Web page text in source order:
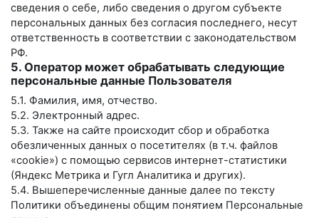
сведения о себе, либо сведения о другом субъекте
персональных данных без согласия последнего, несут
ответственность в соответствии с законодательством
РФ.
5. Оператор может обрабатывать следующие
персональные данные Пользователя
5.1. Фамилия, имя, отчество.
5.2. Электронный адрес.
5.3. Также на сайте происходит сбор и обработка
обезличенных данных о посетителях (в т.ч. файлов
«cookie») с помощью сервисов интернет-статистики
(Яндекс Метрика и Гугл Аналитика и других).
5.4. Вышеперечисленные данные далее по тексту
Политики объединены общим понятием Персональные